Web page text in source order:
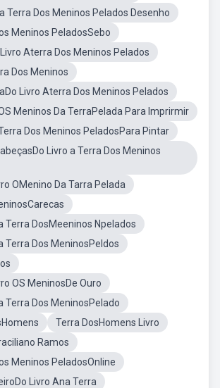
Terra Dos Meninos Pelados Desenho
Meninos PeladosSebo
Aterra Dos Meninos Pelados
Dos Meninos
Livro Aterra Dos Meninos Pelados
Meninos Da TerraPelada Para Imprirmir
Dos Meninos PeladosPara Pintar
Livro a Terra Dos Meninos
OMenino Da Tarra Pelada
Terra DosMeeninos Npelados
Terra Dos MeninosPeldos
OS MeninosDe Ouro
Terra Dos MeninosPelado
Terra DosHomens Livro
Ramos
Meninos PeladosOnline
Livro Ana Terra